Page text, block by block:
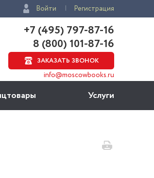
Войти Регистрация
+7 (495) 797-87-16
8 (800) 101-87-16
ЗАКАЗАТЬ ЗВОНОК
info@moscowbooks.ru
Услуги